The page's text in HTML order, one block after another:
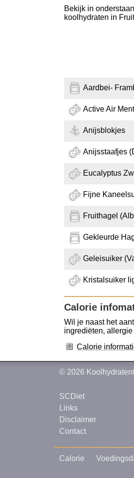
Bekijk in
koolhydraten in
Aardbei-
Active Air
Anijsblokjes
Anijsstaafjes
Eucalyptus
Fijne
Fruithagel
Gekleurde
Geleisuiker
Kristalsuiker
Calorie
Wil je naast het
ingrediëten,
Calorie
© 2026
SCDiet
Links
Disclaimer
Contact
Calorie